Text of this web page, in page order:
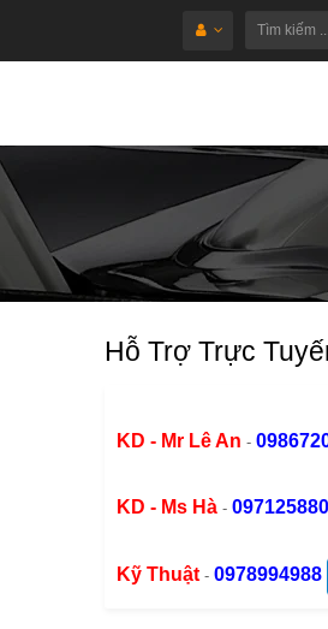
Hỗ Trợ Trực
KD - Mr Lê An -
KD - Ms Hà -
Kỹ Thuật - 0978994988